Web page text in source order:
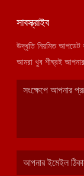
সাবস্ক্রাইব
উদ্ধৃতি নিয়মিত আপডেট